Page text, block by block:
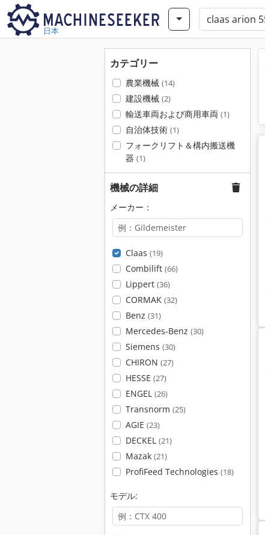
日本
カテゴリー
農業機械 (14)
建設機械 (2)
輸送車両および商用車両 (1)
自治体技術 (1)
フォークリフト＆構内搬送機
器 (1)
機械の詳細
メーカー：
Claas (19)
Combilift (66)
Lippert (36)
CORMAK (32)
Benz (31)
Mercedes-Benz (30)
Siemens (30)
CHIRON (27)
HESSE (27)
ENGEL (26)
Transnorm (25)
AGIE (23)
DECKEL (21)
Mazak (21)
ProfiFeed Technologies (18)
モデル: